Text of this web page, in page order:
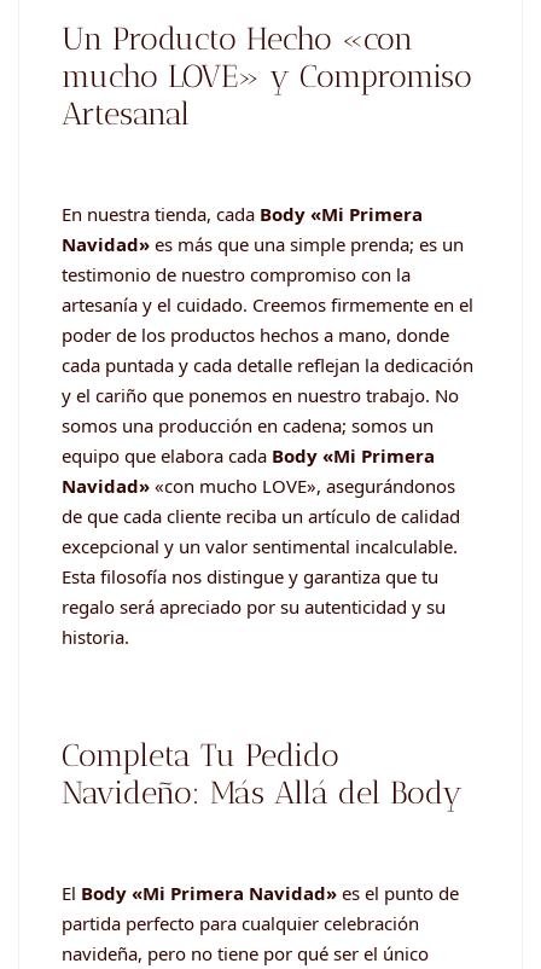
Un Producto Hecho «con
mucho LOVE» y Compromiso
Artesanal
En nuestra tienda, cada Body «Mi Primera
Navidad» es más que una simple prenda; es un
testimonio de nuestro compromiso con la
artesanía y el cuidado. Creemos firmemente en el
poder de los productos hechos a mano, donde
cada puntada y cada detalle reflejan la dedicación
y el cariño que ponemos en nuestro trabajo. No
somos una producción en cadena; somos un
equipo que elabora cada Body «Mi Primera
Navidad» «con mucho LOVE», asegurándonos
de que cada cliente reciba un artículo de calidad
excepcional y un valor sentimental incalculable.
Esta filosofía nos distingue y garantiza que tu
regalo será apreciado por su autenticidad y su
historia.
Completa Tu Pedido
Navideño: Más Allá del Body
El Body «Mi Primera Navidad» es el punto de
partida perfecto para cualquier celebración
navideña, pero no tiene por qué ser el único